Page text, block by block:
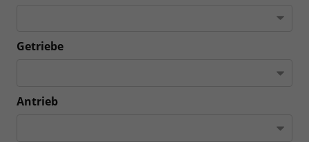
Getriebe
Antrieb